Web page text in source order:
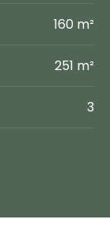
160 m²
251 m²
3